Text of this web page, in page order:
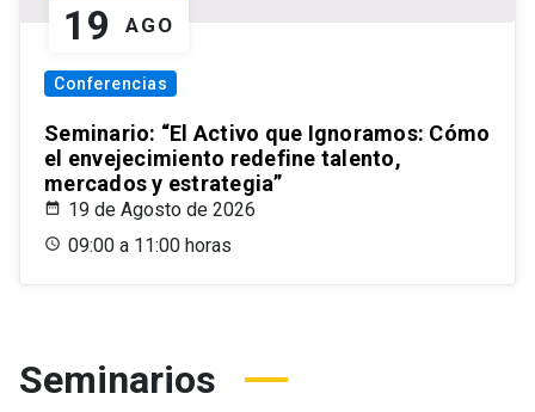
19 AGO
Conferencias
Seminario: “El Activo que Ignoramos: Cómo
el envejecimiento redefine talento,
mercados y estrategia”
19 de Agosto de 2026
09:00 a 11:00 horas
Seminarios